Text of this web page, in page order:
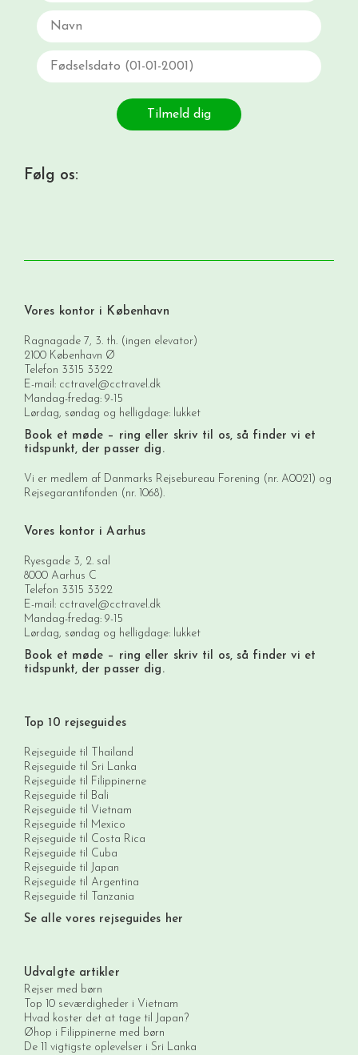
Navn
Fødselsdato
Tilmeld dig
Følg os:
Vores kontor i København
Ragnagade 7, 3. th. (ingen elevator)
2100 København Ø
Telefon 3315 3322
E-mail: cctravel@cctravel.dk
Mandag-fredag: 9-15
Lørdag, søndag og helligdage: lukket
Book et møde – ring eller skriv til os, så finder vi et
tidspunkt, der passer dig.
Vi er medlem af Danmarks Rejsebureau Forening (nr. A0021) og
Rejsegarantifonden (nr. 1068).
Vores kontor i Aarhus
Ryesgade 3, 2. sal
8000 Aarhus C
Telefon 3315 3322
E-mail: cctravel@cctravel.dk
Mandag-fredag: 9-15
Lørdag, søndag og helligdage: lukket
Book et møde – ring eller skriv til os, så finder vi et
tidspunkt, der passer dig.
Top 10 rejseguides
Rejseguide til Thailand
Rejseguide til Sri Lanka
Rejseguide til Filippinerne
Rejseguide til Bali
Rejseguide til Vietnam
Rejseguide til Mexico
Rejseguide til Costa Rica
Rejseguide til Cuba
Rejseguide til Japan
Rejseguide til Argentina
Rejseguide til Tanzania
Se alle vores rejseguides her
Udvalgte artikler
Rejser med børn
Top 10 seværdigheder i Vietnam
Hvad koster det at tage til Japan?
Øhop i Filippinerne med børn
De 11 vigtigste oplevelser i Sri Lanka